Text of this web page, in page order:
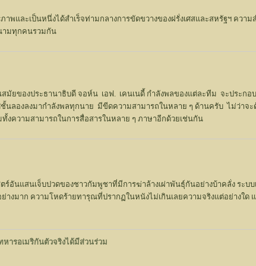
และเป็นหนึ่งได้สำเร็จท่ามกลางการขัดขวางของฝรั่งเศสและสหรัฐฯ ความ
ามทุกคนรวมกัน
มัยของประธานาธิบดี จอห์น เอฟ. เคนเนดี้ กำลังพลของแต่ละทีม จะประกอ
องลงมากำลังพลทุกนาย มีขีดความสามารถในหลาย ๆ ด้านครับ ไม่ว่าจะ
ความสามารถในการสื่อสารในหลาย ๆ ภาษาอีกด้วยเช่นกัน
ตร์อันแสนเจ็บปวดของชาวกัมพูชาที่มีการฆ่าล้างเผ่าพันธุ์กันอย่างบ้าคลั่ง ระ
งมาก ความโหดร้ายทารุณที่ปรากฏในหนังไม่เกินเลยความจริงแต่อย่างใด
ารอเมริกันตัวจริงได้มีส่วนร่วม